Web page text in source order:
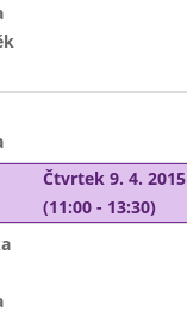
Čtvrtek 9. 4. 2015
(11:00 - 13:30)